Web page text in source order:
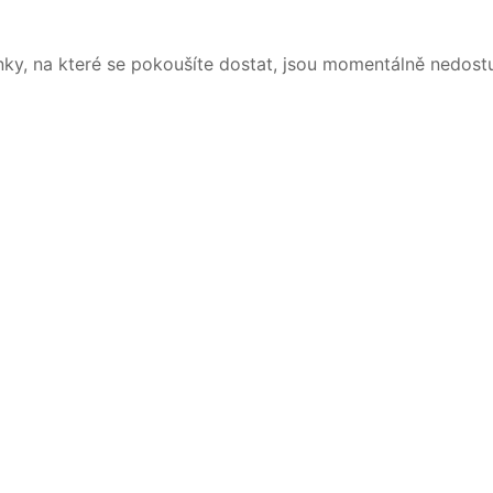
na které se pokoušíte dostat, jsou momentálně